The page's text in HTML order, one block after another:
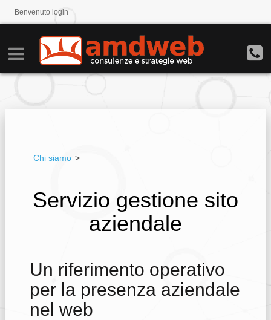
Benvenuto login
Chi siamo >
Servizio gestione sito
aziendale
Un riferimento operativo
per la presenza aziendale
nel web